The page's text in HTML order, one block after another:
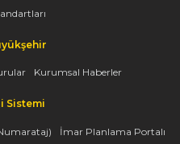
Kurumsal Haberler
Sistemi
İmar Planlama Portalı